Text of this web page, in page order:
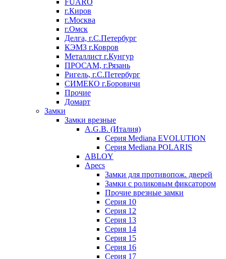
FUARO
г.Киров
г.Москва
г.Омск
Делга, г.С.Петербург
КЭМЗ г.Ковров
Металлист г.Кунгур
ПРОСАМ, г.Рязань
Ригель, г.С.Петербург
СИМЕКО г.Боровичи
Прочие
Домарт
Замки
Замки врезные
A.G.B. (Италия)
Серия Mediana EVOLUTION
Серия Mediana POLARIS
ABLOY
Apecs
Замки для противопож. дверей
Замки с роликовым фиксатором
Прочие врезные замки
Серия 10
Серия 12
Серия 13
Серия 14
Серия 15
Серия 16
Серия 17